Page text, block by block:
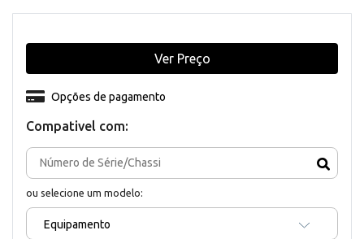
Compativel com:
ou selecione um modelo:
Equipamento
Opções de pagamento
Ver Preço